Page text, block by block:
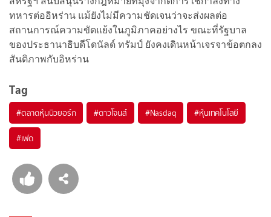
ทหารต่ออิหร่าน แม้ยังไม่มีความชัดเจนว่าจะส่งผลต่อ
สถานการณ์ความขัดแย้งในภูมิภาคอย่างไร ขณะที่รัฐบาล
ของประธานาธิบดีโดนัลด์ ทรัมป์ ยังคงเดินหน้าเจรจาข้อตกลง
สันติภาพกับอิหร่าน
Tag
#ตลาดหุ้นนิวยอร์ก #ดาวโจนส์ #Nasdaq #หุ้นเทคโนโลยี
#เฟด